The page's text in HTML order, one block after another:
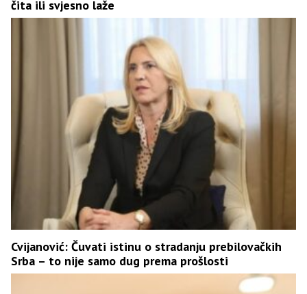
čita ili svjesno laže
Cvijanović: Čuvati istinu o stradanju prebilovačkih
Srba – to nije samo dug prema prošlosti